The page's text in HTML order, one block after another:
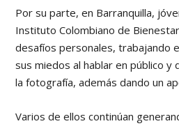
Por su parte, en Barranquilla,
Instituto Colombiano de
desafíos personales, trabajando
sus miedos al hablar en público
la fotografía, además dando un
Varios de ellos continúan